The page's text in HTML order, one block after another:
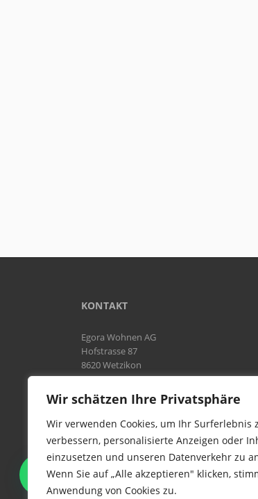
Wir schätzen Ihre Privatsphäre
Wir verwenden Cookies, um Ihr Surferlebnis
verbessern, personalisierte Anzeigen oder
einzusetzen und unseren Datenverkehr zu
Wenn Sie auf „Alle akzeptieren" klicken,
Anwendung von Cookies zu.
KONTAKT
Egora Wohnen AG
Hofstrasse 87
8620 Wetzikon
Natel:
076 566 38 92
Tel:044 954 25 61
Mail:info@egora-bodenbelaege.ch
WIR SIND IN DER GESAMTEN
SCHWEIZ TÄTIG